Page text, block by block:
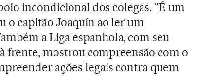
incondicional dos colegas. “É um
o capitão Joaquín ao ler um
a Liga espanhola, com seu
frente, mostrou compreensão com o
ações legais contra quem